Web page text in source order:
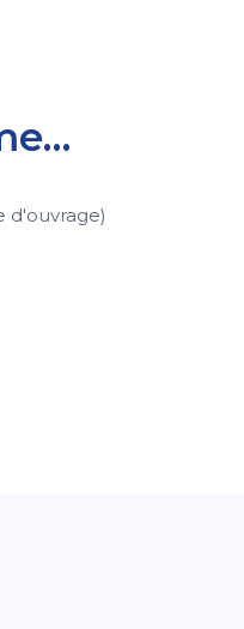
d'ouvrage)